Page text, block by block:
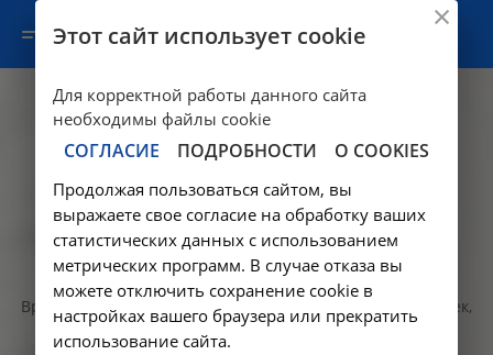
Нефрология
Врач нефролог диагностирует и лечит заболевания почек,
занимается профилактикой осложнений хронической
Этот сайт использует cookie
Для корректной работы данного сайта
необходимы файлы cookie
СОГЛАСИЕ ПОДРОБНОСТИ О COOKIES
Продолжая пользоваться сайтом, вы
выражаете свое согласие на обработку ваших
статистических данных с использованием
метрических программ. В случае отказа вы
можете отключить сохранение cookie в
настройках вашего браузера или прекратить
использование сайта.